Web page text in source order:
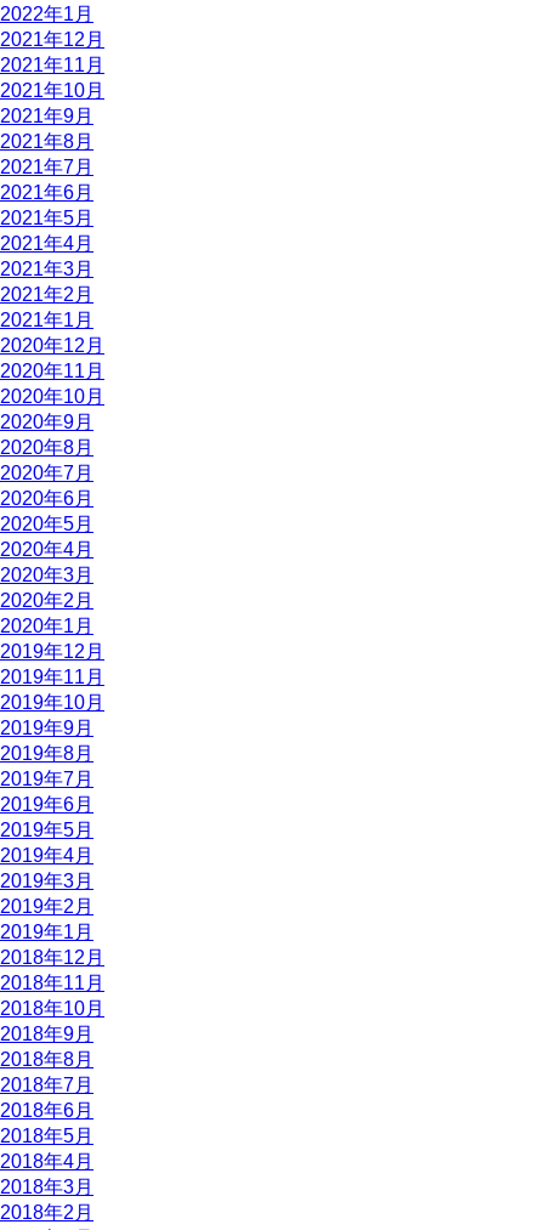
2022年1月
2021年12月
2021年11月
2021年10月
2021年9月
2021年8月
2021年7月
2021年6月
2021年5月
2021年4月
2021年3月
2021年2月
2021年1月
2020年12月
2020年11月
2020年10月
2020年9月
2020年8月
2020年7月
2020年6月
2020年5月
2020年4月
2020年3月
2020年2月
2020年1月
2019年12月
2019年11月
2019年10月
2019年9月
2019年8月
2019年7月
2019年6月
2019年5月
2019年4月
2019年3月
2019年2月
2019年1月
2018年12月
2018年11月
2018年10月
2018年9月
2018年8月
2018年7月
2018年6月
2018年5月
2018年4月
2018年3月
2018年2月